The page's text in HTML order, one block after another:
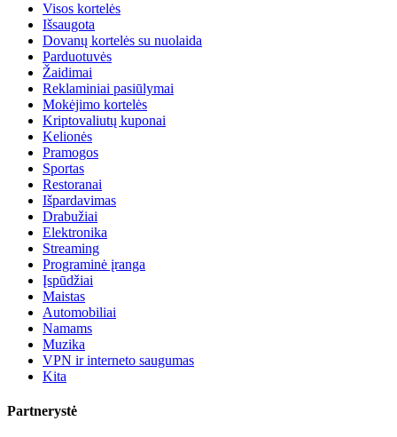
Visos kortelės
Išsaugota
Dovanų kortelės su nuolaida
Parduotuvės
Žaidimai
Reklaminiai pasiūlymai
Mokėjimo kortelės
Kriptovaliutų kuponai
Kelionės
Pramogos
Sportas
Restoranai
Išpardavimas
Drabužiai
Elektronika
Streaming
Programinė įranga
Įspūdžiai
Maistas
Automobiliai
Namams
Muzika
VPN ir interneto saugumas
Kita
Partnerystė